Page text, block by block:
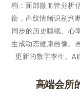
档：面部微血管分析
衡，声纹情绪识别判
同步的历史睡眠、心
生成动态健康画像。
更新的数字孪生。
高端会所